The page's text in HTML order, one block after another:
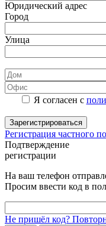
Юридический адрес
Город
Улица
Я согласен с
Зарегистрироваться
Регистрация частного
Подтверждение
регистрации
На ваш телефон
Просим ввести код в
Не пришёл код?